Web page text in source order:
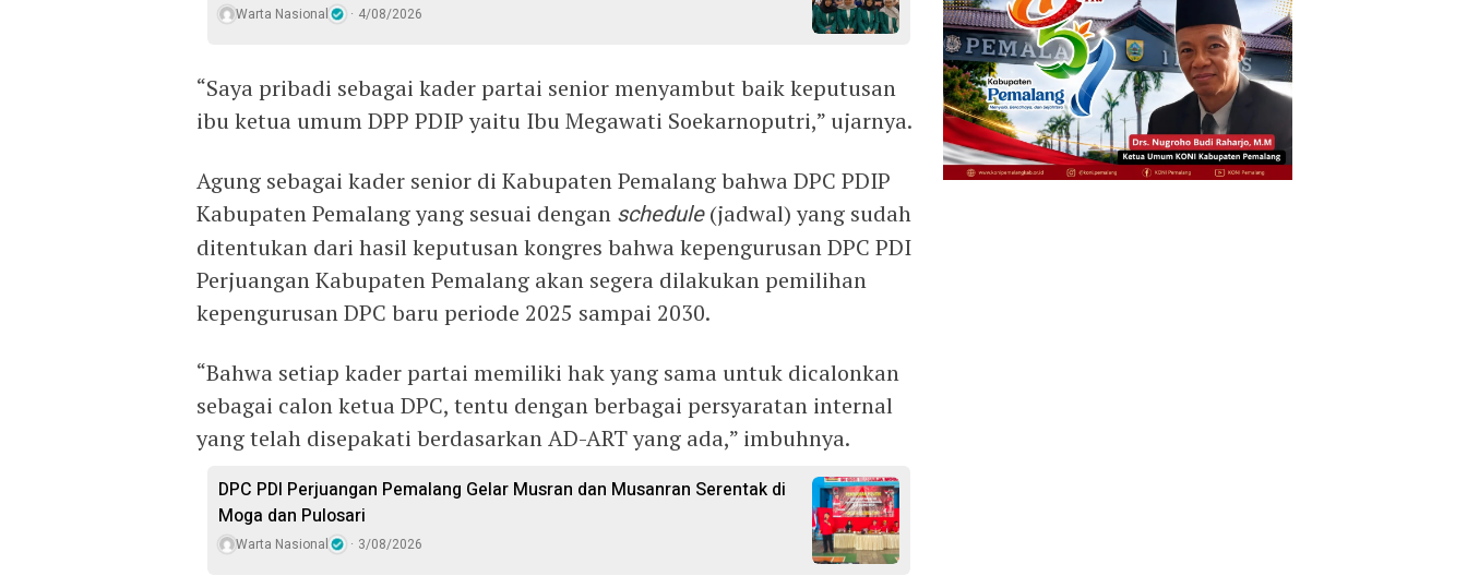
Warta Nasional 4/08/2026
“Saya pribadi sebagai kader partai senior menyambut baik keputusan
ibu ketua umum DPP PDIP yaitu Ibu Megawati Soekarnoputri,” ujarnya.
Agung sebagai kader senior di Kabupaten Pemalang bahwa DPC PDIP
Kabupaten Pemalang yang sesuai dengan schedule(jadwal) yang sudah
ditentukan dari hasil keputusan kongres bahwa kepengurusan DPC PDI
Perjuangan Kabupaten Pemalang akan segera dilakukan pemilihan
kepengurusan DPC baru periode 2025 sampai 2030.
“Bahwa setiap kader partai memiliki hak yang sama untuk dicalonkan
sebagai calon ketua DPC, tentu dengan berbagai persyaratan internal
yang telah disepakati berdasarkan AD-ART yang ada,” imbuhnya.
DPC PDI Perjuangan Pemalang Gelar Musran dan Musanran Serentak di
Moga dan Pulosari
Warta Nasional 3/08/2026